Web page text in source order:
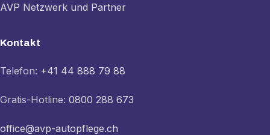
AVP Netzwerk und Partner
Kontakt
Telefon: +41 44 888 79 88
Gratis-Hotline: 0800 288 673
office@avp-autopflege.ch